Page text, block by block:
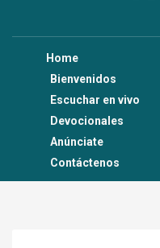
Home
Bienvenidos
Escuchar en vivo
Devocionales
Anúnciate
Contáctenos